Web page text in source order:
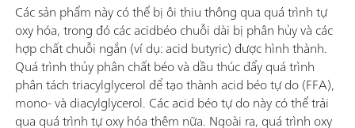
Các sản phẩm này có thể bị ôi thiu thông qua quá trình tự
oxy hóa, trong đó các acidbéo chuỗi dài bị phân hủy và các
hợp chất chuỗi ngắn (ví dụ: acid butyric) được hình thành.
Quá trình thủy phân chất béo và dầu thúc đẩy quá trình
phân tách triacylglycerol để tạo thành acid béo tự do (FFA),
mono- và diacylglycerol. Các acid béo tự do này có thể trải
qua quá trình tự oxy hóa thêm nữa. Ngoài ra, quá trình oxy